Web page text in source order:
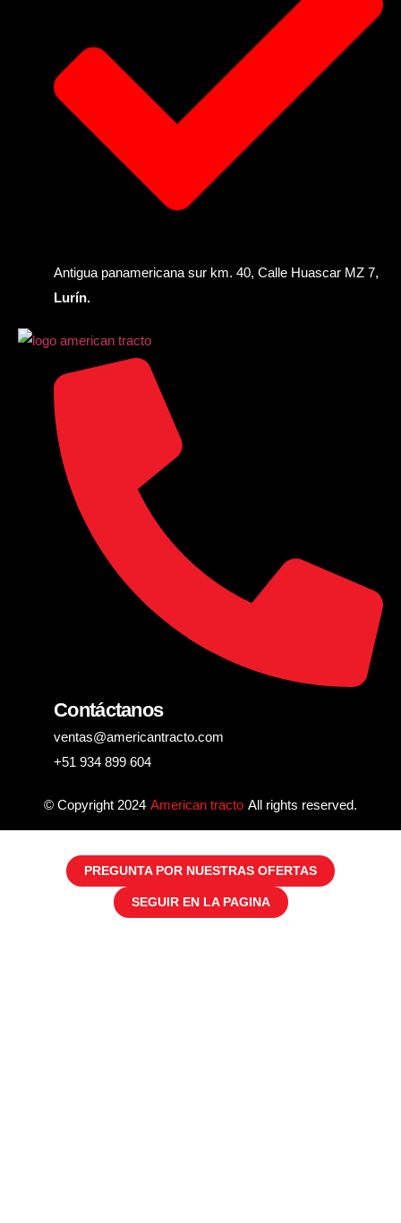
Antigua panamericana sur km. 40, Calle Huascar MZ 7,
Lurín.
Contáctanos
ventas@americantracto.com
+51 934 899 604
© Copyright 2024 American tracto All rights reserved.
PREGUNTA POR NUESTRAS OFERTAS
SEGUIR EN LA PAGINA